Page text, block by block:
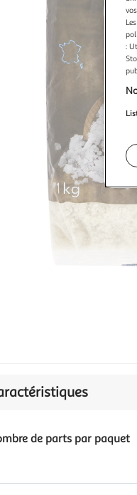
de parts par paquet
: